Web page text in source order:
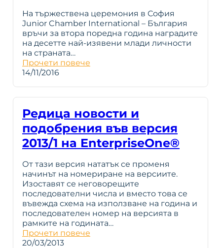
На тържествена церемония в София
Junior Chamber International – България
връчи за втора поредна година наградите
на десетте най-изявени млади личности
на страната…
Прочети повече
14/11/2016
Редица новости и
подобрения във версия
2013/1 на EnterpriseOne®
От тази версия нататък се променя
начинът на номериране на версиите.
Изоставят се неговорeщите
последователни числа и вместо това се
въвежда схема на използване на година и
последователен номер на версията в
рамките на годината…
Прочети повече
20/03/2013